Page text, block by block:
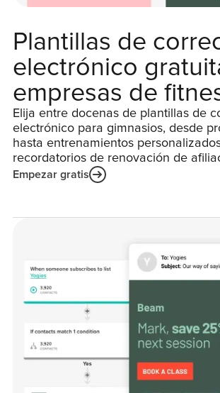
Plantillas de
electrónico
empresas de
Elija entre docenas de plantillas de
electrónico para gimnasios, desde
hasta entrenamientos
recordatorios de renovación de
Empezar gratis